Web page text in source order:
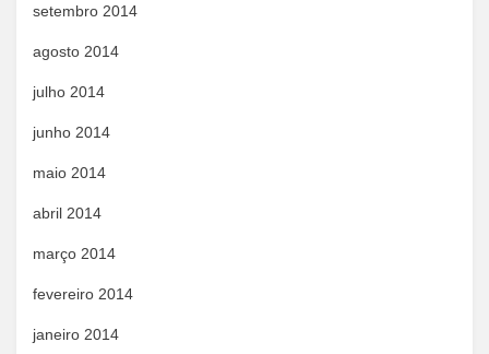
setembro 2014
agosto 2014
julho 2014
junho 2014
maio 2014
abril 2014
março 2014
fevereiro 2014
janeiro 2014